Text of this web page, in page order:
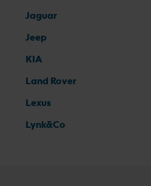
Jaguar
Jeep
KIA
Land Rover
Lexus
Lynk&Co